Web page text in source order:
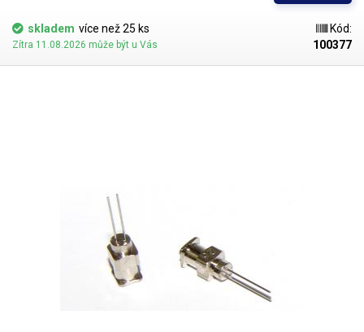
skladem více než 25 ks
Zítra 11.08.2026 může být u Vás
Kód:
100377